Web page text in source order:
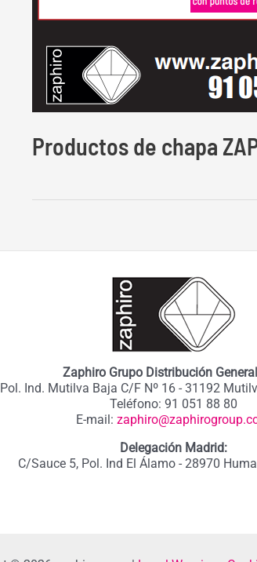
Productos de chapa
Zaphiro Grupo Distribución
Pol. Ind. Mutilva Baja C/F Nº 16 - 31192
Teléfono: 91 051 88 80
E-mail:
Delegación Madrid:
C/Sauce 5, Pol. Ind El Álamo - 28970